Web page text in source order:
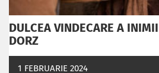
DULCEA VINDECARE A
DORZ
1 FEBRUARIE 2024